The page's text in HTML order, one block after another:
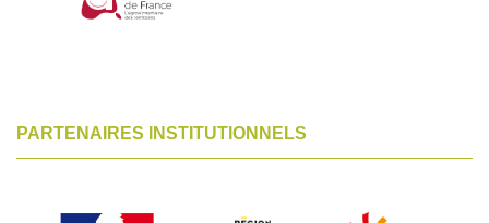
PARTENAIRES INSTITUTIONNELS